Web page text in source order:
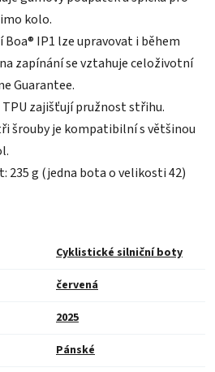
kolo.
IP1 lze upravovat i během
zapínání se vztahuje celoživotní
Guarantee.
TPU zajišťují pružnost střihu.
šrouby je kompatibilní s většinou
235 g (jedna bota o velikosti 42)
Cyklistické silniční boty
červená
2025
Pánské